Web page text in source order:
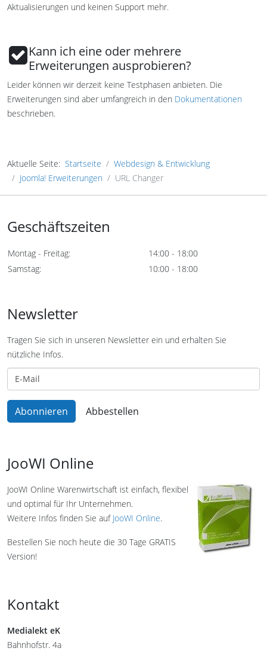
Aktualisierungen und keinen Support mehr.
Kann ich eine oder mehrere
Erweiterungen ausprobieren?
Leider können wir derzeit keine Testphasen anbieten. Die
Erweiterungen sind aber umfangreich in den Dokumentationen
beschrieben.
Aktuelle Seite: Startseite
Webdesign & Entwicklung
Joomla! Erweiterungen
URL Changer
Geschäftszeiten
Montag - Freitag:
14:00 - 18:00
Samstag:
10:00 - 18:00
Newsletter
Tragen Sie sich in unseren Newsletter ein und erhalten Sie
nützliche Infos.
JooWI Online
JooWI Online Warenwirtschaft ist einfach, flexibel
und optimal für Ihr Unternehmen.
Weitere Infos finden Sie auf JooWI Online.
Bestellen Sie noch heute die 30 Tage GRATIS
Version!
Kontakt
Medialekt eK
Bahnhofstr. 4a